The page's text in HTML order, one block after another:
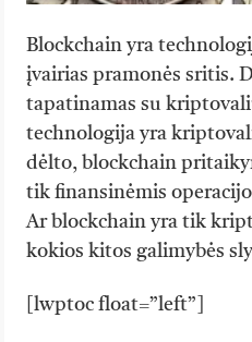
Blockchain yra
įvairias pramonės sritis.
tapatinamas su
technologija yra
dėlto, blockchain
tik finansinėmis
Ar blockchain yra tik
kokios kitos galimybės
[lwptoc float=”left”]